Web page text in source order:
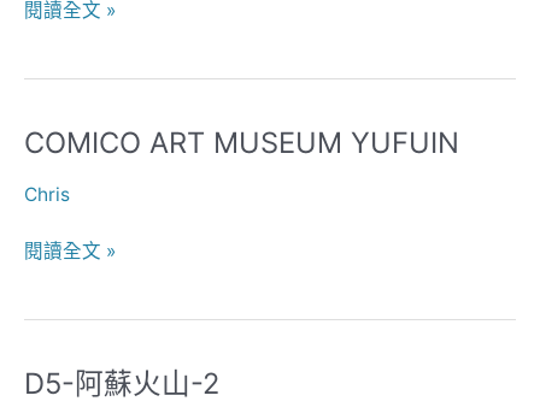
（霧
神
1）
閱讀全文 »
COMICO ART MUSEUM YUFUIN
Chris
COMICO
MUSEUM
閱讀全文 »
D5-阿蘇火山-2
D5-